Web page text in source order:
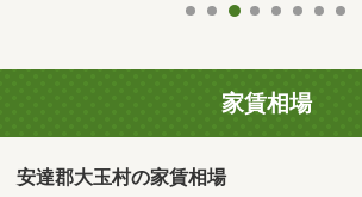
家賃相場
安達郡大玉村の家賃相場